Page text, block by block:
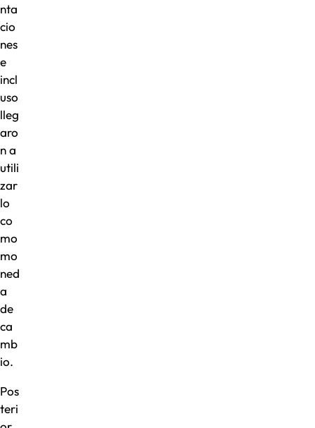
nta
cio
nes
e
incl
uso
lleg
aro
n a
utili
zar
lo
co
mo
mo
ned
a
de
ca
mb
io.
Pos
teri